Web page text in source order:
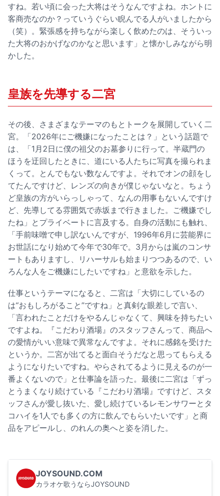
すね。若い頃に会った大将はそうなんですよね。ホントに
客商売なのか？っていうぐらい睨んでる人がいましたから
（笑）。緊張感を持ちながら楽しく飲めたのは、そういっ
た大将のおかげなのかなと思います」と懐かしみながら明
かした。
皇族を先導する二宮
その後、さまざまなテーマのもとトークを展開していく二
宮。「2026年にご機嫌になったことは？」という話題で
は、「1月2日に僕の祖父のお墓参りに行って。半蔵門の
ほうを迂回したときに、道にいる人たちに写真を撮られま
くって。とんでもない数なんですよ。それでオンの顔をし
てたんですけど、レンズの向きが僕じゃないなと。ちょう
ど皇族の方がいらっしゃって、なんの用事もないんですけ
ど、先導してる雰囲気で赤坂まで行きました。ご機嫌でし
たね」とプライベートに言及する。自身の活動にも触れ、
「手前味噌で申し訳ないんですが、1996年6月に芸能界に
お世話になり始めて今年で30年で。3月からは嵐のコンサ
ートもありますし、リハーサルも始まりつつあるので、い
ろんな人をご機嫌にしたいですね」と意欲を示した。
仕事というテーマになると、二宮は「大切にしているの
は“おもしろがること”ですね」と真剣な眼差しで言い、
「言われたことだけをやるんじゃなくて、興味を持ちたい
ですよね。『こだわり酒場』のスタッフさんって、商品へ
の愛情がいい意味で異常なんですよ。それに感銘を受けた
というか。二宮が出てると面白そうだなと思ってもらえる
ようになりたいですね。やらされてるように見えるのが一
番よくないので」と仕事論を語った。最後に二宮は「ずっ
とうまくなり続けている『こだわり酒場』ですけど、スタ
ッフさんが愛し抜いた、愛し続けているレモンサワーとタ
コハイを1人でも多くの方に飲んでもらいたいです」と商
品をアピールし、のれんの奥へと姿を消した。
JOYSOUND.COM
カラオケ歌うならJOYSOUND